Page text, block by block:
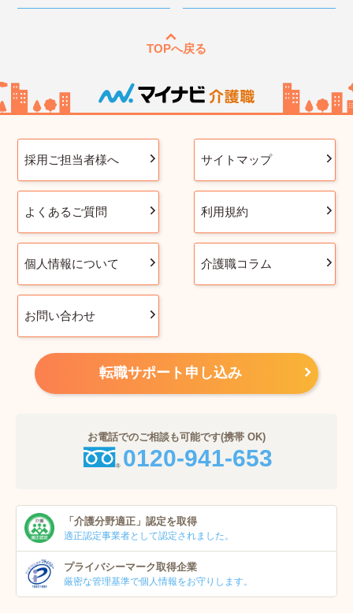
TOPへ戻る
採用ご担当者様へ サイトマップ
よくあるご質問 利用規約
個人情報について 介護職コラム
お問い合わせ
転職サポート申し込み
お電話でのご相談も可能です(携帯 OK)
0120-941-653
「介護分野適正」 認定を取得
適正認定事業者として認定されました。
プライバシーマーク取得企業
厳密な管理基準で個人情報をお守りします。